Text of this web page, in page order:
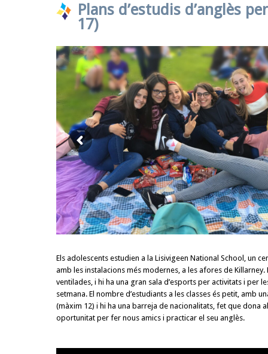
Plans d’estudis d’anglès
17)
Els adolescents estudien a la Lisivigeen National School, un
amb les instalacions més modernes, a les afores de Killarney.
ventilades, i hi ha una gran sala d’esports per activitats i per
setmana. El nombre d’estudiants a les classes és petit, amb
(màxim 12) i hi ha una barreja de nacionalitats, fet que dona
oportunitat per fer nous amics i practicar el seu anglès.